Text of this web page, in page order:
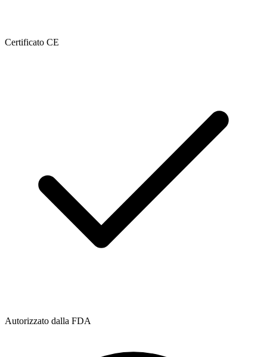
Certificato CE
Autorizzato dalla FDA